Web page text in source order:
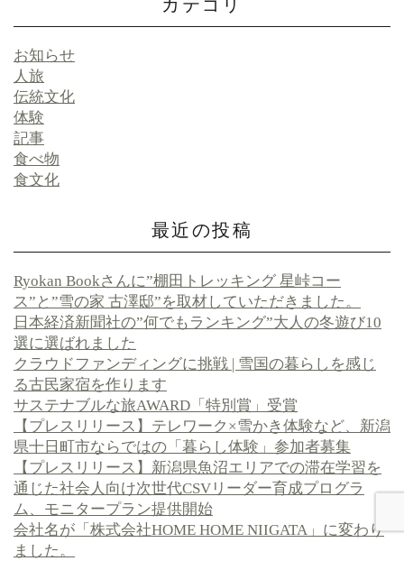
カテゴリ
お知らせ
人旅
伝統文化
体験
記事
食べ物
食文化
最近の投稿
Ryokan Bookさんに”棚田トレッキング 星峠コー
ス”と”雪の家 古澤邸”を取材していただきました。
日本経済新聞社の”何でもランキング”大人の冬遊び10
選に選ばれました
クラウドファンディングに挑戦 | 雪国の暮らしを感じ
る古民家宿を作ります
サステナブルな旅AWARD「特別賞」受賞
【プレスリリース】テレワーク×雪かき体験など、新潟
県十日町市ならではの「暮らし体験」参加者募集
【プレスリリース】新潟県魚沼エリアでの滞在学習を
通じた社会人向け次世代CSVリーダー育成プログラ
ム、モニタープラン提供開始
会社名が「株式会社HOME HOME NIIGATA」に変わり
ました。